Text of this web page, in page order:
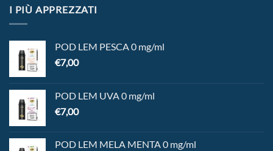
I PIÙ APPREZZATI
POD LEM PESCA 0 mg/ml
€7,00
POD LEM UVA 0 mg/ml
€7,00
POD LEM MELA MENTA 0 mg/ml